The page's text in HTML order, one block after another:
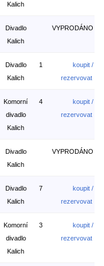
Kalich
Divadlo
Kalich
VYPRODÁNO
Divadlo
Kalich
1
koupit /
rezervovat
Komorní
divadlo
Kalich
4
koupit /
rezervovat
Divadlo
Kalich
VYPRODÁNO
Divadlo
Kalich
7
koupit /
rezervovat
Komorní
divadlo
Kalich
3
koupit /
rezervovat